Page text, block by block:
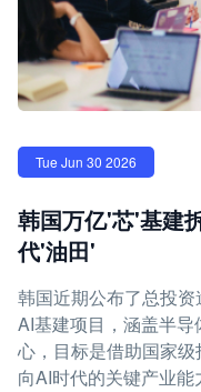
Tue Jun 30 2026
韩国万亿'芯'基建
代'油田'
韩国近期公布了总投
AI基建项目，涵盖半
心，目标是借助国家
向AI时代的关键产业能